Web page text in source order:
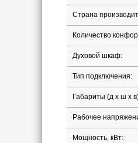
Страна
Количество
Духовой шкаф:
Тип подключения:
Габариты (д х ш х
Рабочее
Мощность, кВт: